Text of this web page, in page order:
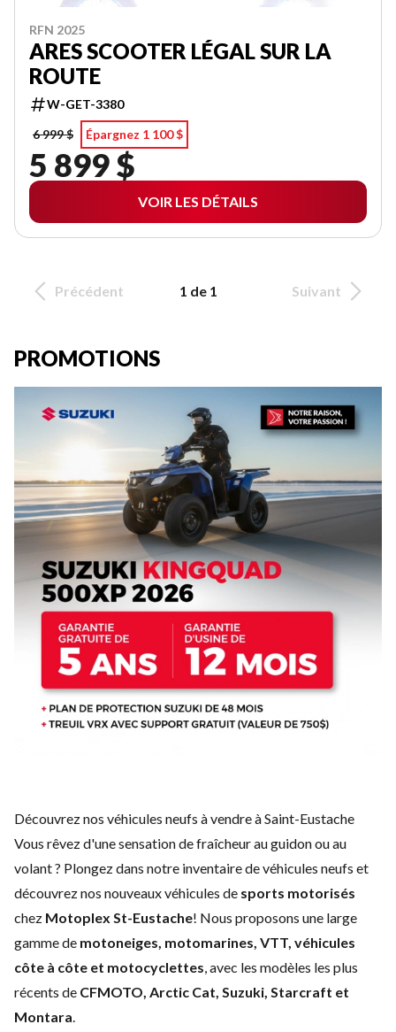
RFN 2025
ARES SCOOTER LÉGAL SUR LA
ROUTE
W-GET-3380
6 999 $
Épargnez 1 100 $
5 899 $
VOIR LES DÉTAILS
Précédent 1 de 1 Suivant
PROMOTIONS
Découvrez nos véhicules neufs à vendre à Saint-Eustache
Vous rêvez d'une sensation de fraîcheur au guidon ou au
volant ? Plongez dans notre inventaire de véhicules neufs et
découvrez nos nouveaux véhicules de sports motorisés
chez Motoplex St-Eustache! Nous proposons une large
gamme de motoneiges, motomarines, VTT, véhicules
côte à côte et motocyclettes, avec les modèles les plus
récents de CFMOTO, Arctic Cat, Suzuki, Starcraft et
Montara.